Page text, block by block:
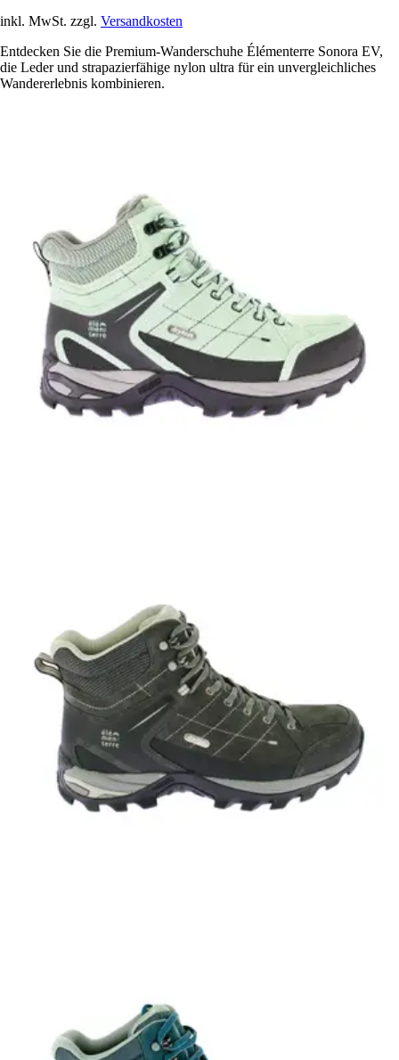
inkl. MwSt. zzgl. Versandkosten
Entdecken Sie die Premium-Wanderschuhe Élémenterre Sonora EV,
die Leder und strapazierfähige nylon ultra für ein unvergleichliches
Wandererlebnis kombinieren.